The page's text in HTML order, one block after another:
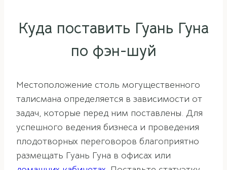
Куда поставить Гуань Гуна
по фэн-шуй
Местоположение столь могущественного
талисмана определяется в зависимости от
задач, которые перед ним поставлены. Для
успешного ведения бизнеса и проведения
плодотворных переговоров благоприятно
размещать Гуань Гуна в офисах или